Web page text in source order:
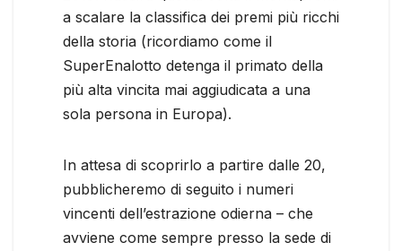
a scalare la classifica dei premi più ricchi
della storia (ricordiamo come il
SuperEnalotto detenga il primato della
più alta vincita mai aggiudicata a una
sola persona in Europa).
In attesa di scoprirlo a partire dalle 20,
pubblicheremo di seguito i numeri
vincenti dell’estrazione odierna – che
avviene come sempre presso la sede di